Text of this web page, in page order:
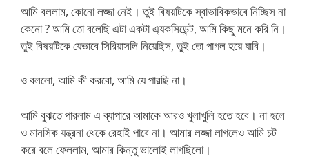
আমি বললাম, কোনো লজ্জা নেই। তুই বিষয়টিকে স্বাভাবিকভাবে নিচ্ছিস না
কেনো ? আমি তো বলেছি এটা একটা এ্যকসিডেন্ট, আমি কিছু মনে করি নি।
তুই বিষয়টিকে যেভাবে সিরিয়াসলি নিয়েছিস, তুই তো পাগল হয়ে যাবি।
ও বললো, আমি কী করবো, আমি যে পারছি না।
আমি বুঝতে পারলাম এ ব্যাপারে আমাকে আরও খুলাখুলি হতে হবে। না হলে
ও মানসিক যন্ত্রনা থেকে রেহাই পাবে না। আমার লজ্জা লাগলেও আমি চট
করে বলে ফেললাম, আমার কিন্তু ভালোই লাগছিলো।